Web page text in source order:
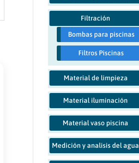
Filtración
Bombas para piscinas
Filtros Piscinas
Material de limpieza
Material iluminación
Material vaso piscina
Medición y analisis del agua